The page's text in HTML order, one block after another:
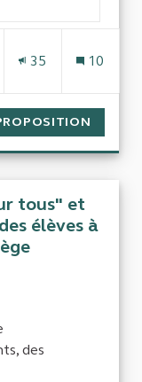
35 10
tous" et
élèves à
des